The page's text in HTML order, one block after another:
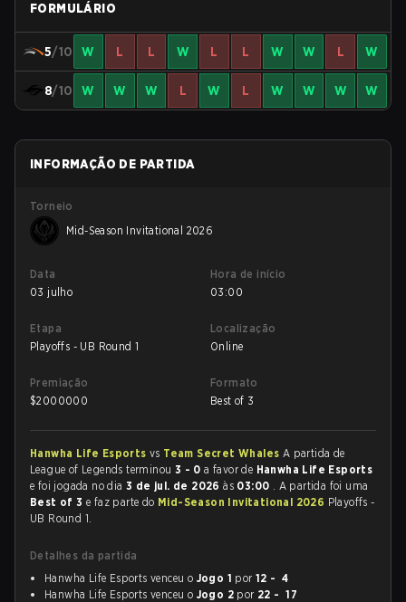
FORMULÁRIO
5/10 W L L W L L W W L W
8/10 W W W L W L W W W W
INFORMAÇÃO DE PARTIDA
Torneio
Mid-Season Invitational 2026
Data
03 julho
Hora de início
03:00
Etapa
Playoffs - UB Round 1
Localização
Online
Premiação
$2000000
Formato
Best of 3
Hanwha Life Esports vs Team Secret Whales A partida de
League of Legends terminou 3 - 0 a favor de Hanwha Life Esports
e foi jogada no dia 3 de jul. de 2026às 03:00 . A partida foi uma
Best of 3 e faz parte do Mid-Season Invitational 2026 Playoffs -
UB Round 1.
Detalhes da partida
Hanwha Life Esports venceu o Jogo 1 por12 - 4
Hanwha Life Esports venceu o Jogo 2 por 22 - 17